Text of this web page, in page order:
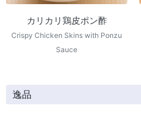
カリカリ鶏皮ポン酢
Crispy Chicken Skins with Ponzu
Sauce
逸品